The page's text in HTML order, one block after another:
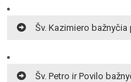
Šv. Kazimiero
Šv. Petro ir Povilo